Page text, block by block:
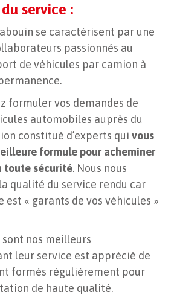
service :
se caractérisent par une
passionnés au
de véhicules par camion à
formuler vos demandes de
automobiles auprès du
constitué d’experts qui vous
formule pour acheminer
toute sécurité. Nous nous
qualité du service rendu car
est « garants de vos véhicules »
nos meilleurs
leur service est apprécié de
formés régulièrement pour
de haute qualité.